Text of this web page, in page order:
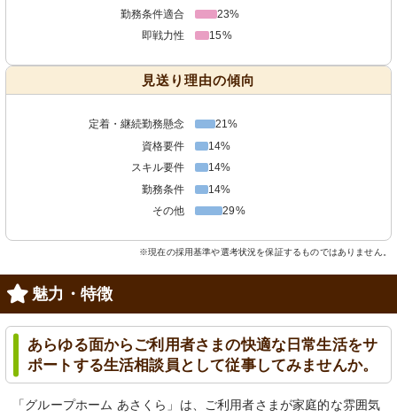
勤務条件適合
23%
即戦力性
15%
見送り理由の傾向
定着・継続勤務懸念
21%
資格要件
14%
スキル要件
14%
勤務条件
14%
その他
29%
※現在の採用基準や選考状況を保証するものではありません。
魅力・特徴
あらゆる面からご利用者さまの快適な日常生活をサ
ポートする生活相談員として従事してみませんか。
「グループホーム あさくら」は、ご利用者さまが家庭的な雰囲気